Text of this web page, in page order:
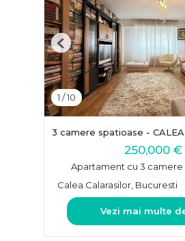
1 /10
Previous
3 camere spatioase - CALEA
250,000 €
Apartament cu 3 camere
Calea Calarasilor, Bucuresti
Vezi mai multe